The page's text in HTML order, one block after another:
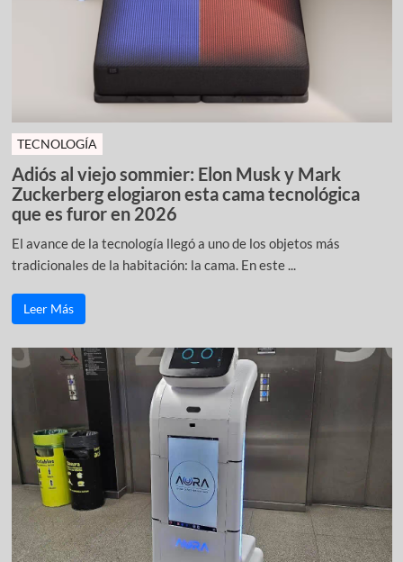
TECNOLOGÍA
Adiós al viejo sommier: Elon Musk y Mark
Zuckerberg elogiaron esta cama tecnológica
que es furor en 2026
El avance de la tecnología llegó a uno de los objetos más
tradicionales de la habitación: la cama. En este ...
Leer Más